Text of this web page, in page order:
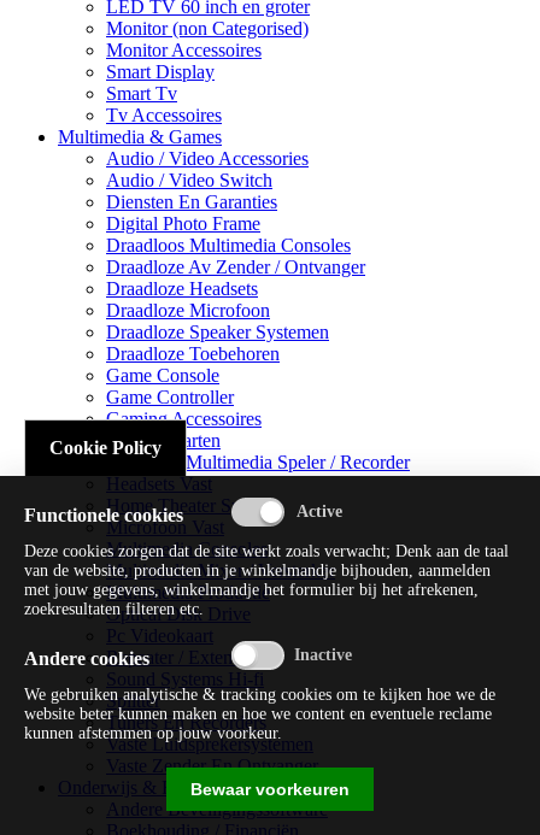
LED TV 60 inch en groter
Monitor (non Categorised)
Monitor Accessoires
Smart Display
Smart Tv
Tv Accessoires
Multimedia & Games
Audio / Video Accessories
Audio / Video Switch
Diensten En Garanties
Digital Photo Frame
Draadloos Multimedia Consoles
Draadloze Av Zender / Ontvanger
Draadloze Headsets
Draadloze Microfoon
Draadloze Speaker Systemen
Draadloze Toebehoren
Game Console
Game Controller
Gaming Accessoires
Geluidskaarten
Handheld Multimedia Speler / Recorder
Headsets Vast
Home Theater Systems
Microfoon Vast
Multimedia Consoles
Multimedia Mixer / Versterker
Multimedia Productie
Optical Disk Drive
Pc Videokaart
Repeater / Extender
Sound Systems Hi-fi
Splitter
Tuners En Recorders
Vaste Luidsprekersystemen
Vaste Zender En Ontvanger
Onderwijs & Recreatie
Andere Beveiligingssoftware
Cookie Policy
Functionele cookies
Deze cookies zorgen dat de site werkt zoals verwacht; Denk aan de taal
van de website, producten in je winkelmandje bijhouden, aanmelden
met jouw gegevens, winkelmandje het formulier bij het afrekenen,
zoekresultaten filteren etc.
Andere cookies
We gebruiken analytische & tracking cookies om te kijken hoe we de
website beter kunnen maken en hoe we content en eventuele reclame
kunnen afstemmen op jouw voorkeur.
Bewaar voorkeuren